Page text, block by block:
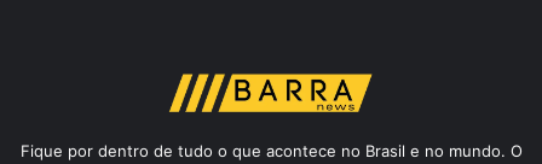
Fique por dentro de tudo o que acontece no Brasil e no mundo. O